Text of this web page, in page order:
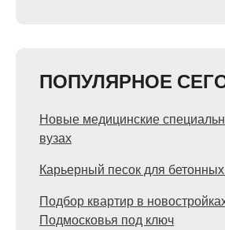
ПОПУЛЯРНОЕ
Новые медицинские
вузах
Карьерный песок для
Подбор квартир в
Подмосковья под ключ